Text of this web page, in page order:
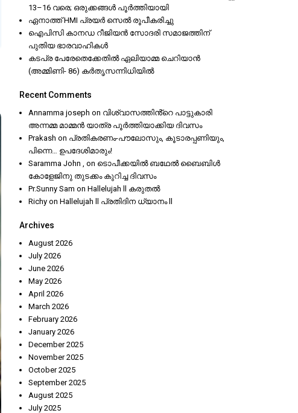
13–16 വരെ; ഒരുക്കങ്ങൾ പൂർത്തിയായി
ഏനാത്ത് HMI പ്രയർ സെൽ രൂപീകരിച്ചു
ഐപിസി കാനഡ റീജിയൻ സോദരി സമാജത്തിന്
പുതിയ ഭാരവാഹികൾ
കടപ്ര പേരേതെക്കേതിൽ ഏലിയാമ്മ ചെറിയാൻ
(അമ്മിണി- 86) കർതൃസന്നിധിയിൽ
Recent Comments
Annamma joseph on വിശ്വാസത്തിൻ്റെ പാട്ടുകാരി
അന്നമ്മ മാമ്മൻ യാത്ര പൂർത്തിയാക്കിയ ദിവസം
Prakash on പ്രതികരണം-പൗലോസും, കൂടാരപ്പണിയും,
പിന്നെ… ഉപദേശിമാരും!
Saramma John , on ടൊപീക്കയിൽ ബഥേൽ ബൈബിൾ
കോളേജിനു തുടക്കം കുറിച്ച ദിവസം
Pr.Sunny Sam on Hallelujah ll കരുതൽ
Richy on Hallelujah ll പ്രതിദിന ധ്യാനം ll
Archives
August 2026
July 2026
June 2026
May 2026
April 2026
March 2026
February 2026
January 2026
December 2025
November 2025
October 2025
September 2025
August 2025
July 2025